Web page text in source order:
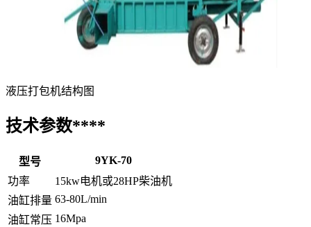
液压打包机结构图
技术参数****
型号
9YK-70
功率
15kw电机或28HP柴油机
油缸排量 63-80L/min
油缸常压 16Mpa